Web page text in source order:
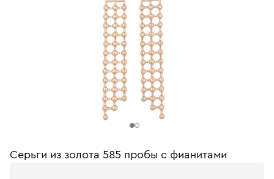
Серьги из золота 585 пробы c фианитами